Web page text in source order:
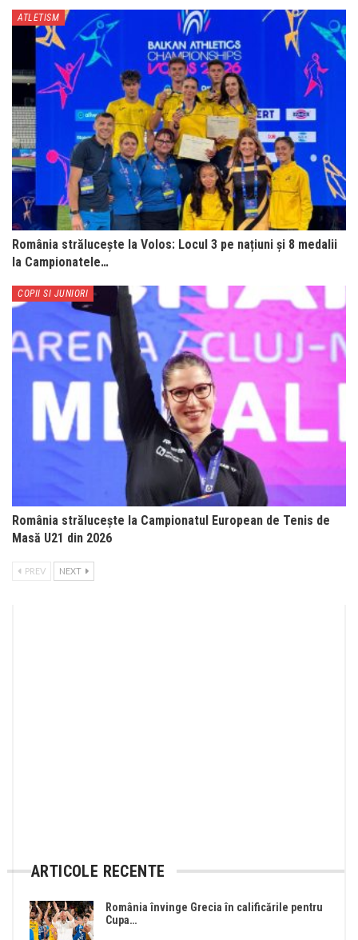
ATLETISM
România strălucește la Volos: Locul 3 pe națiuni și 8 medalii
la Campionatele…
COPII SI JUNIORI
România strălucește la Campionatul European de Tenis de
Masă U21 din 2026
PREV NEXT
ARTICOLE RECENTE
România învinge Grecia în calificările pentru
Cupa…